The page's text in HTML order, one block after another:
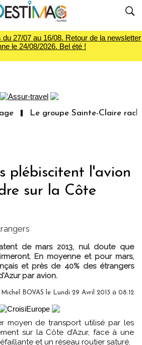
27/07 au 16/08. Retour de la newsletter
le 24/08/2026. Bel été !
Le groupe Sainte-Claire
plébiscitent l'avion
sur la Côte
de mars 2013, nul doute que
En moyenne et pour mars,
et près de 40% des étrangers
par avion.
BOVAS le Lundi 29 Avril 2013 à 08:12
sur la Côte d’Azur, face à une
et un réseau routier saturé.